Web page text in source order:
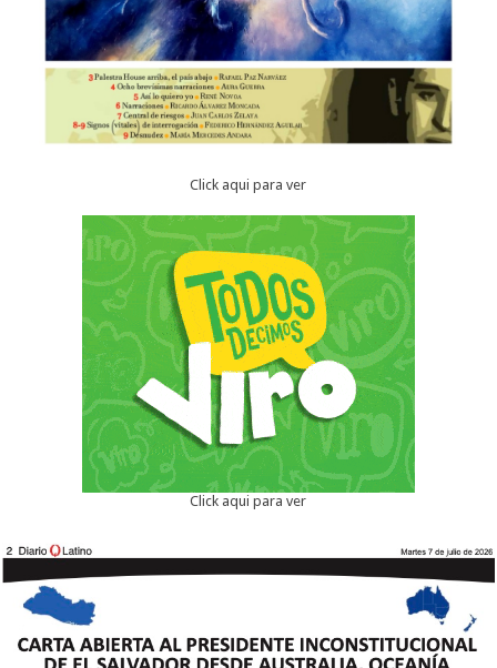
Click aqui para ver
Click aqui para ver